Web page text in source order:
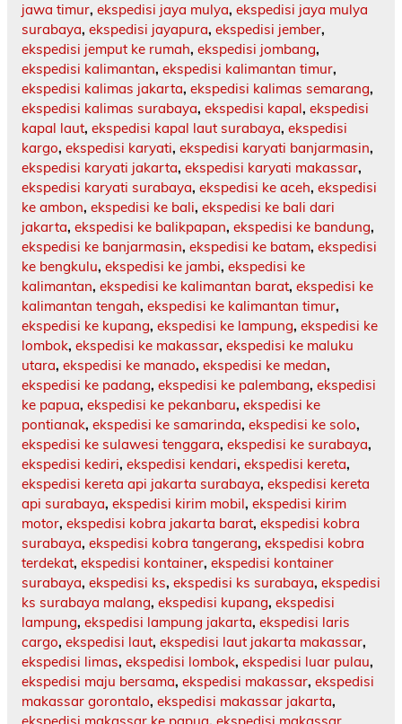
jawa timur, ekspedisi jaya mulya, ekspedisi jaya mulya
surabaya, ekspedisi jayapura, ekspedisi jember,
ekspedisi jemput ke rumah, ekspedisi jombang,
ekspedisi kalimantan, ekspedisi kalimantan timur,
ekspedisi kalimas jakarta, ekspedisi kalimas semarang,
ekspedisi kalimas surabaya, ekspedisi kapal, ekspedisi
kapal laut, ekspedisi kapal laut surabaya, ekspedisi
kargo, ekspedisi karyati, ekspedisi karyati banjarmasin,
ekspedisi karyati jakarta, ekspedisi karyati makassar,
ekspedisi karyati surabaya, ekspedisi ke aceh, ekspedisi
ke ambon, ekspedisi ke bali, ekspedisi ke bali dari
jakarta, ekspedisi ke balikpapan, ekspedisi ke bandung,
ekspedisi ke banjarmasin, ekspedisi ke batam, ekspedisi
ke bengkulu, ekspedisi ke jambi, ekspedisi ke
kalimantan, ekspedisi ke kalimantan barat, ekspedisi ke
kalimantan tengah, ekspedisi ke kalimantan timur,
ekspedisi ke kupang, ekspedisi ke lampung, ekspedisi ke
lombok, ekspedisi ke makassar, ekspedisi ke maluku
utara, ekspedisi ke manado, ekspedisi ke medan,
ekspedisi ke padang, ekspedisi ke palembang, ekspedisi
ke papua, ekspedisi ke pekanbaru, ekspedisi ke
pontianak, ekspedisi ke samarinda, ekspedisi ke solo,
ekspedisi ke sulawesi tenggara, ekspedisi ke surabaya,
ekspedisi kediri, ekspedisi kendari, ekspedisi kereta,
ekspedisi kereta api jakarta surabaya, ekspedisi kereta
api surabaya, ekspedisi kirim mobil, ekspedisi kirim
motor, ekspedisi kobra jakarta barat, ekspedisi kobra
surabaya, ekspedisi kobra tangerang, ekspedisi kobra
terdekat, ekspedisi kontainer, ekspedisi kontainer
surabaya, ekspedisi ks, ekspedisi ks surabaya, ekspedisi
ks surabaya malang, ekspedisi kupang, ekspedisi
lampung, ekspedisi lampung jakarta, ekspedisi laris
cargo, ekspedisi laut, ekspedisi laut jakarta makassar,
ekspedisi limas, ekspedisi lombok, ekspedisi luar pulau,
ekspedisi maju bersama, ekspedisi makassar, ekspedisi
makassar gorontalo, ekspedisi makassar jakarta,